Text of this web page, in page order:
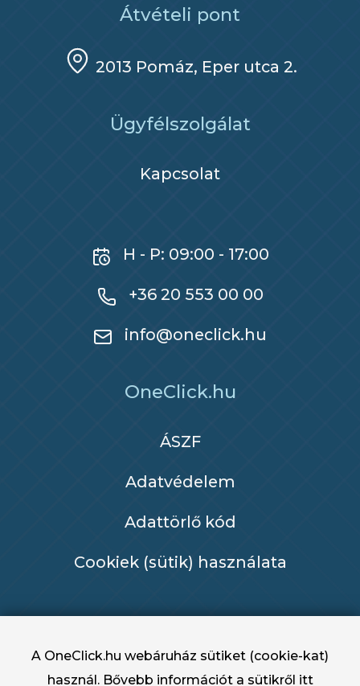
Átvételi pont
2013 Pomáz, Eper utca 2.
Ügyfélszolgálat
Kapcsolat
H - P: 09:00 - 17:00
+36 20 553 00 00
info@oneclick.hu
OneClick.hu
ÁSZF
Adatvédelem
Adattörlő kód
Cookiek (sütik) használata
A OneClick.hu webáruház sütiket (cookie-kat)
használ. Bővebb információt a sütikről itt